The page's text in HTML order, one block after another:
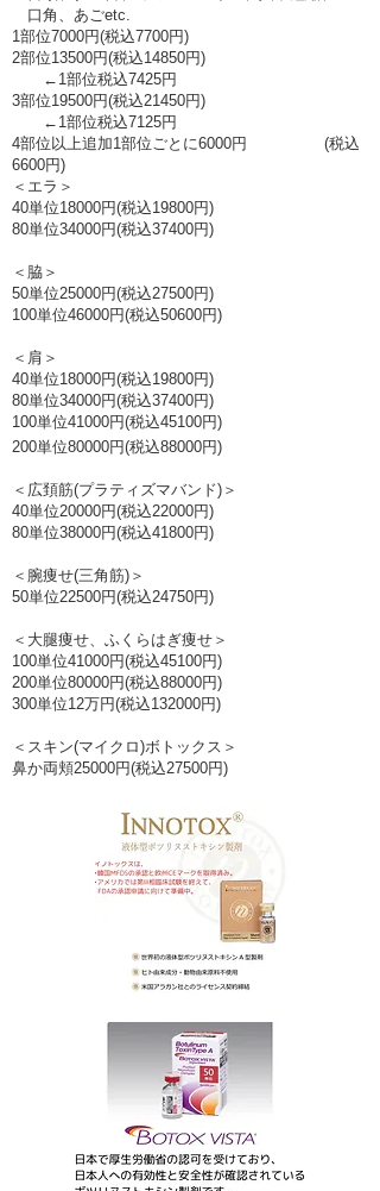
口角、あごetc.
1部位7000円(税込7700円)
2部位13500円(税込14850円)
←1部位税込7425円
3部位19500円(税込21450円)
←1部位税込7125円
4部位以上追加1部位ごとに6000円
(税込
6600円)
＜エラ＞
40単位18000円(税込19800円)
80単位34000円(税込37400円)
＜脇＞
50単位25000円(税込27500円)
100単位46000円(税込50600円)
＜肩＞
40単位18000円(税込19800円)
80単位34000円(税込37400円)
​100単位41000円(税込45100円)
​200単位80000円(税込88000円)
＜広頚筋(プラティズマバンド)＞
40単位20000円(税込22000円)
80単位38000円(税込41800円)
​＜腕痩せ(三角筋)＞
50単位22500円(税込24750円)
＜大腿痩せ、ふくらはぎ痩せ＞
100単位41000円(税込45100円)
200単位80000円(税込88000円)
300単位12万円(税込132000円)
＜スキン(マイクロ)ボトックス＞
​鼻か両頬25000円(税込27500円)